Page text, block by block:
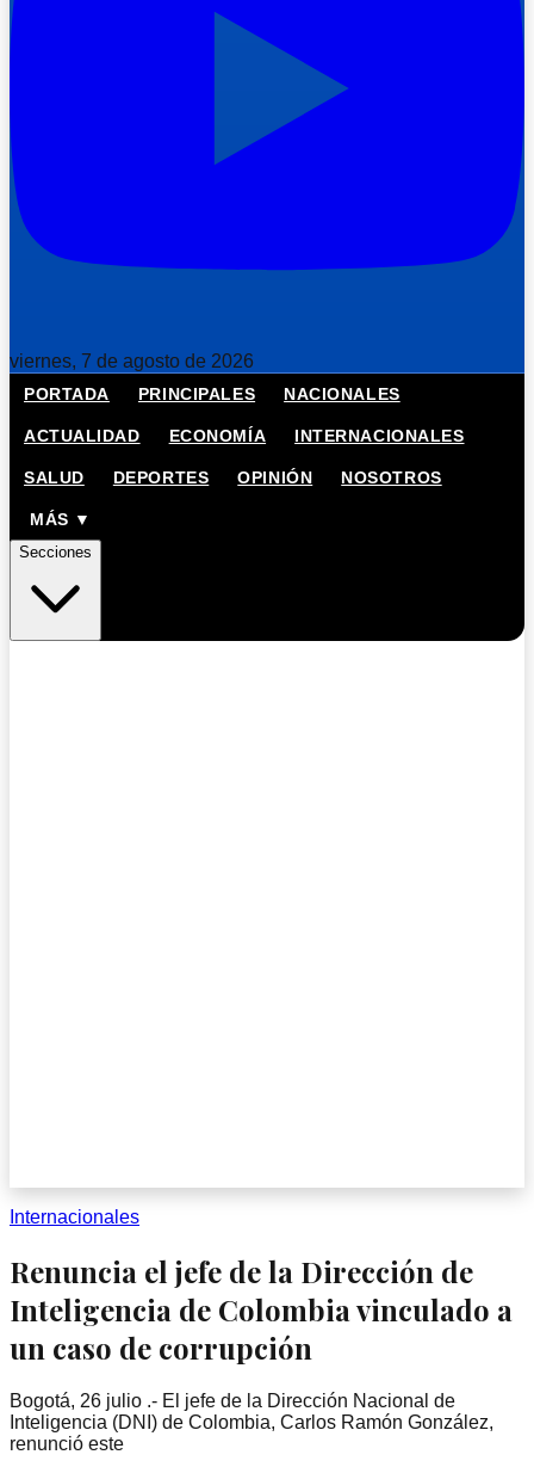
viernes, 7 de agosto de 2026
PORTADA PRINCIPALES NACIONALES
ACTUALIDAD ECONOMÍA INTERNACIONALES
SALUD DEPORTES OPINIÓN NOSOTROS
MÁS ▼
Secciones
Internacionales
Renuncia el jefe de la Dirección de
Inteligencia de Colombia vinculado a
un caso de corrupción
Bogotá, 26 julio .- El jefe de la Dirección Nacional de
Inteligencia (DNI) de Colombia, Carlos Ramón González,
renunció este